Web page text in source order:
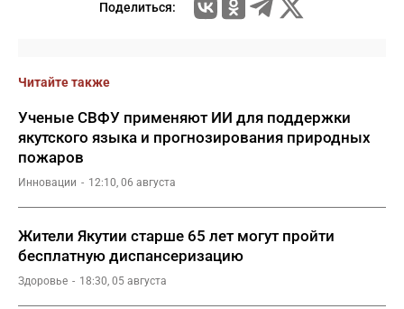
Поделиться:
Читайте также
Ученые СВФУ применяют ИИ для поддержки
якутского языка и прогнозирования природных
пожаров
Инновации 12:10, 06 августа
Жители Якутии старше 65 лет могут пройти
бесплатную диспансеризацию
Здоровье 18:30, 05 августа